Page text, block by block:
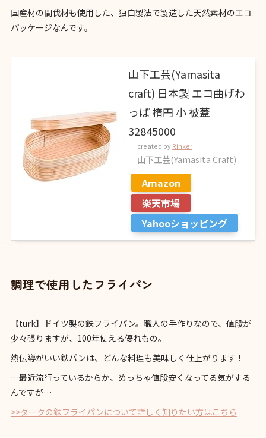
国産材の間伐材も使用した、独自製法で製造した天然素材のエコ
パッケージなんです。
山下工芸(Yamasita
craft) 日本製 エコ曲げわ
っぱ 楕円 小 被蓋
32845000
created by Rinker
山下工芸(Yamasita Craft)
Amazon
楽天市場
Yahooショッピング
調理で使用したフライパン
【turk】ドイツ製の鉄フライパン。職人の手作りなので、値段が
少々張りますが、100年使える優れもの。
熱伝導がいい鉄パンは、どんな料理も美味しく仕上がります！
…最近流行っているからか、めっちゃ値段安くなってる気がする
んですが…
>>タークの鉄フライパンについて詳しく知りたい方はこちら